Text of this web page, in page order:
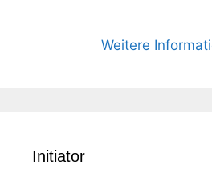
Weitere
Initiator